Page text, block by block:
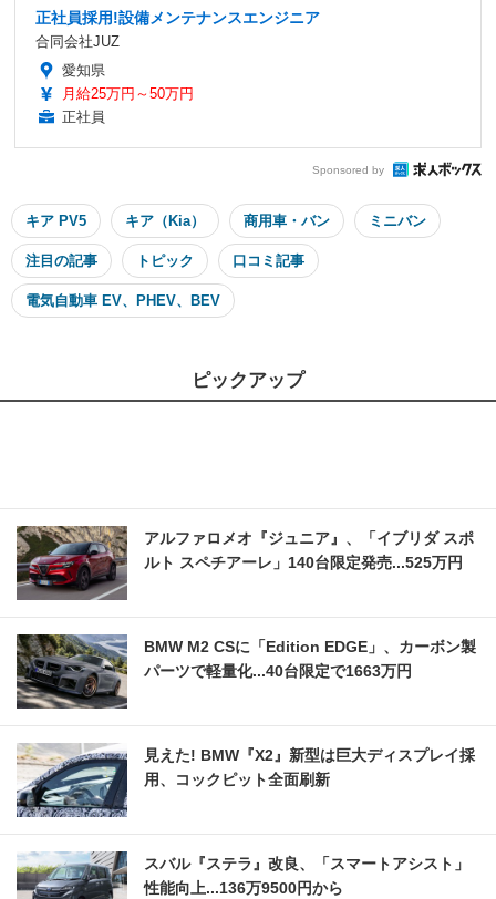
正社員採用!設備メンテナンスエンジニア
合同会社JUZ
愛知県
月給25万円～50万円
正社員
Sponsored by
キア PV5 キア（Kia） 商用車・バン ミニバン
注目の記事 トピック 口コミ記事
電気自動車 EV、PHEV、BEV
ピックアップ
アルファロメオ『ジュニア』、「イブリダ スポ
ルト スペチアーレ」140台限定発売...525万円
BMW M2 CSに「Edition EDGE」、カーボン製
パーツで軽量化...40台限定で1663万円
見えた! BMW『X2』新型は巨大ディスプレイ採
用、コックピット全面刷新
スバル『ステラ』改良、「スマートアシスト」
性能向上...136万9500円から